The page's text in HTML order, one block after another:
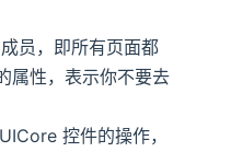
员，即所有页面都
属性，表示你不要去
控件的操作，